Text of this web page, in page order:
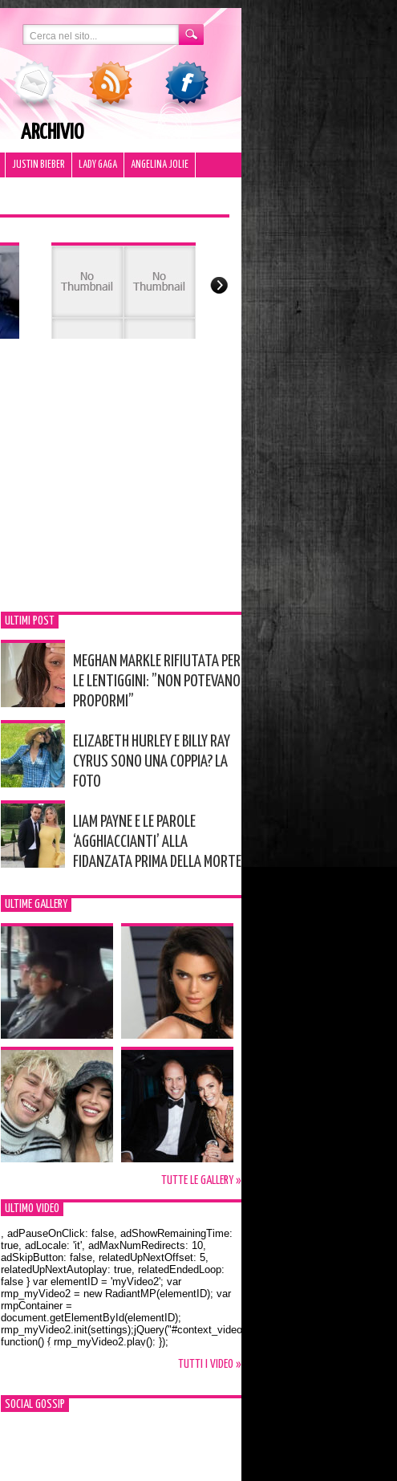
ARCHIVIO
JUSTIN BIEBER LADY GAGA ANGELINA JOLIE
ULTIMI POST
MEGHAN MARKLE RIFIUTATA PER
LE LENTIGGINI: ”NON POTEVANO
PROPORMI”
ELIZABETH HURLEY E BILLY RAY
CYRUS SONO UNA COPPIA? LA
FOTO
LIAM PAYNE E LE PAROLE
‘AGGHIACCIANTI’ ALLA
FIDANZATA PRIMA DELLA MORTE
ULTIME GALLERY
TUTTE LE GALLERY »
ULTIMO VIDEO
Orlando Bloom e la t-shirt dedicata a Flynn
, adPauseOnClick: false, adShowRemainingTime:
true, adLocale: 'it', adMaxNumRedirects: 10,
adSkipButton: false, relatedUpNextOffset: 5,
relatedUpNextAutoplay: true, relatedEndedLoop:
false } var elementID = 'myVideo2'; var
rmp_myVideo2 = new RadiantMP(elementID); var
rmpContainer =
document.getElementById(elementID);
rmp_myVideo2.init(settings);jQuery("#context_video2").one("mouseover",
function() { rmp_myVideo2.play(); });
TUTTI I VIDEO »
SOCIAL GOSSIP